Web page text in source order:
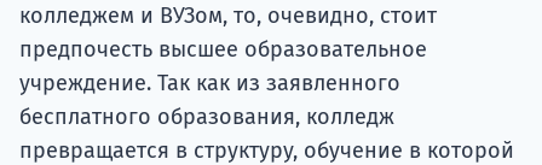
колледжем и ВУЗом, то, очевидно, стоит
предпочесть высшее образовательное
учреждение. Так как из заявленного
бесплатного образования, колледж
превращается в структуру, обучение в которой